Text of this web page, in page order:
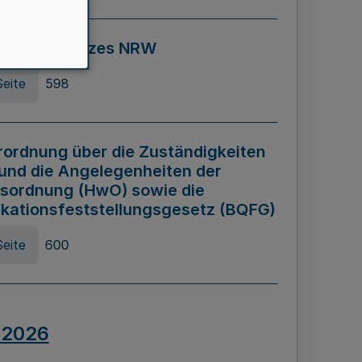
Gesetzes NRW
598
über die Zuständigkeiten
die Angelegenheiten der
(HwO) sowie die
(BQFG)
600